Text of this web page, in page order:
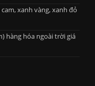
xanh vàng, xanh đỏ
hàng hóa ngoài trời giá